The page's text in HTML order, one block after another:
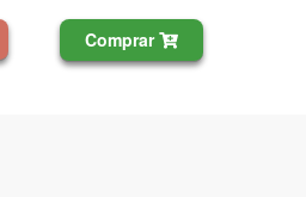
Comprar